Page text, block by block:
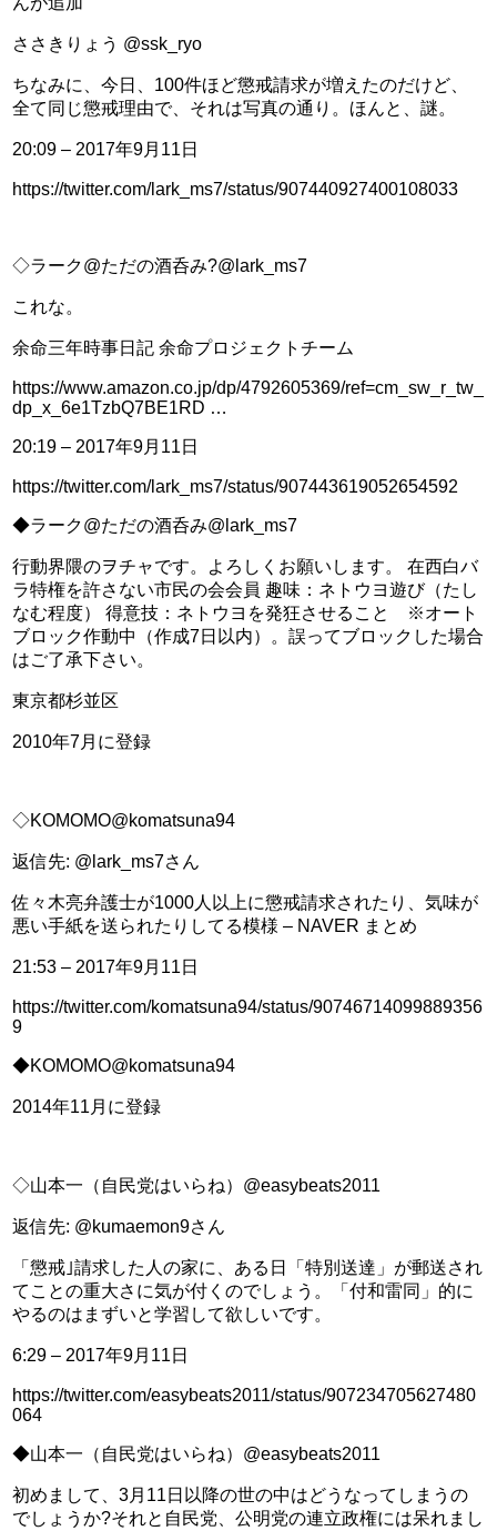
ささきりょう @ssk_ryo
ちなみに、今日、100件ほど懲戒請求が増えたのだけど、
全て同じ懲戒理由で、それは写真の通り。ほんと、謎。
20:09 – 2017年9月11日
https://twitter.com/lark_ms7/status/907440927400108033
◇ラーク@ただの酒呑み?@lark_ms7
これな。
余命三年時事日記 余命プロジェクトチーム
https://www.amazon.co.jp/dp/4792605369/ref=cm_sw_r_tw_
dp_x_6e1TzbQ7BE1RD …
20:19 – 2017年9月11日
https://twitter.com/lark_ms7/status/907443619052654592
◆ラーク@ただの酒呑み@lark_ms7
行動界隈のヲチャです。よろしくお願いします。 在西白バ
ラ特権を許さない市民の会会員 趣味：ネトウヨ遊び（たし
なむ程度） 得意技：ネトウヨを発狂させること　※オート
ブロック作動中（作成7日以内）。誤ってブロックした場合
はご了承下さい。
東京都杉並区
2010年7月に登録
◇KOMOMO@komatsuna94
返信先: @lark_ms7さん
佐々木亮弁護士が1000人以上に懲戒請求されたり、気味が
悪い手紙を送られたりしてる模様 – NAVER まとめ
21:53 – 2017年9月11日
https://twitter.com/komatsuna94/status/90746714099889356
9
◆KOMOMO@komatsuna94
2014年11月に登録
◇山本一（自民党はいらね）@easybeats2011
返信先: @kumaemon9さん
「懲戒｣請求した人の家に、ある日「特別送達」が郵送され
てことの重大さに気が付くのでしょう。「付和雷同」的に
やるのはまずいと学習して欲しいです。
6:29 – 2017年9月11日
https://twitter.com/easybeats2011/status/907234705627480
064
◆山本一（自民党はいらね）@easybeats2011
初めまして、3月11日以降の世の中はどうなってしまうの
でしょうか?それと自民党、公明党の連立政権には呆れまし